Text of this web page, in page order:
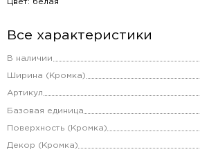
Цвет: белая
Все характеристики
В наличии
Ширина (Кромка)
Артикул
Базовая единица
Поверхность (Кромка)
Декор (Кромка)